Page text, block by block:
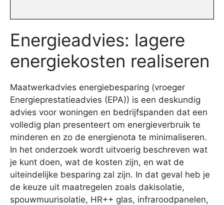
Energieadvies: lagere
energiekosten realiseren
Maatwerkadvies energiebesparing (vroeger
Energieprestatieadvies (EPA)) is een deskundig
advies voor woningen en bedrijfspanden dat een
volledig plan presenteert om energieverbruik te
minderen en zo de energienota te minimaliseren.
In het onderzoek wordt uitvoerig beschreven wat
je kunt doen, wat de kosten zijn, en wat de
uiteindelijke besparing zal zijn. In dat geval heb je
de keuze uit maatregelen zoals dakisolatie,
spouwmuurisolatie, HR++ glas, infraroodpanelen,